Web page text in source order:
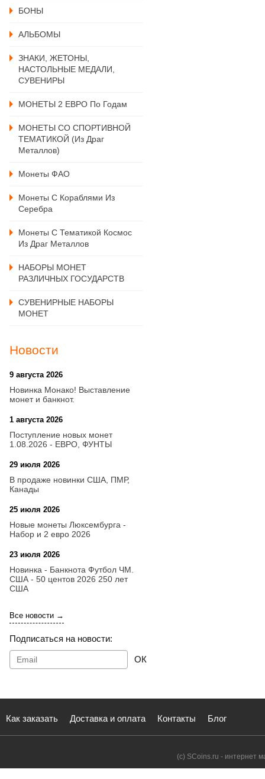
БОНЫ
АЛЬБОМЫ
ЗНАКИ, ЖЕТОНЫ,
НАСТОЛЬНЫЕ МЕДАЛИ,
СУВЕНИРЫ
МОНЕТЫ 2 ЕВРО По Годам
МОНЕТЫ СО СПОРТИВНОЙ
ТЕМАТИКОЙ (из Драг
Металлов)
Монеты ФАО
Монеты С Кораблями Из
Серебра
Монеты С Тематикой Космос
Из Драг Металлов
НАБОРЫ МОНЕТ
РАЗЛИЧНЫХ ГОСУДАРСТВ
СУВЕНИРНЫЕ НАБОРЫ
МОНЕТ
Новости
9 августа 2026
Новинка Монако! Выставление
монет и банкнот.
1 августа 2026
Поступление новых монет
1.08.2026 - ЕВРО, ФУНТЫ
29 июля 2026
В продаже новинки США, ПМР,
Канады
25 июля 2026
Новые монеты Люксембурга -
Набор и 2 евро 2026
23 июля 2026
Новинка - Банкнота Футбол ЧМ.
США - 50 центов 2026 250 лет
США
Все новости →
Подписаться на новости:
ОК
Как заказать Доставка и оплата Контакты Блог
(с) SCoins.ru - интернет